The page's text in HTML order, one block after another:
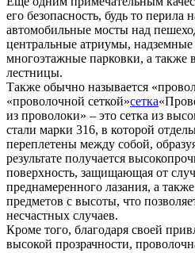
его безопасность, будь то перила
автомобильные мосты над
центральные атриумы,
многоэтажные парковки, а
лестницы.
Также обычно называется
«проволочной сеткой»сетка
из проволоки» – это сетка из
стали марки 316, в которой
переплетены между собой,
результате получается
поверхность, защищающая от
преднамеренного лазания, а
предметов с высоты, что
несчастных случаев.
Кроме того, благодаря своей
высокой прозрачности,